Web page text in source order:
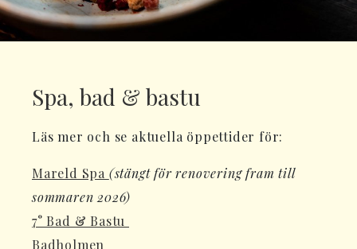
Spa, bad & bastu
Läs mer och se aktuella öppettider för:
Mareld Spa (stängt för renovering fram till
sommaren 2026)
7° Bad & Bastu
Badholmen